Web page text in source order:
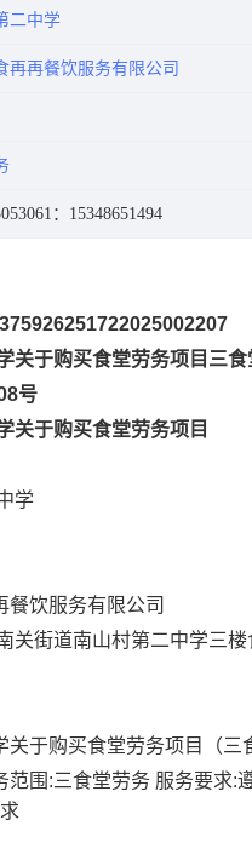
二中学
再再餐饮服务有限公司
：15348651494
关于购买食堂劳务项目三食
号
关于购买食堂劳务项目
学
餐饮服务有限公司
关街道南山村第二中学三楼
关于购买食堂劳务项目（三
围:三食堂劳务 服务要求